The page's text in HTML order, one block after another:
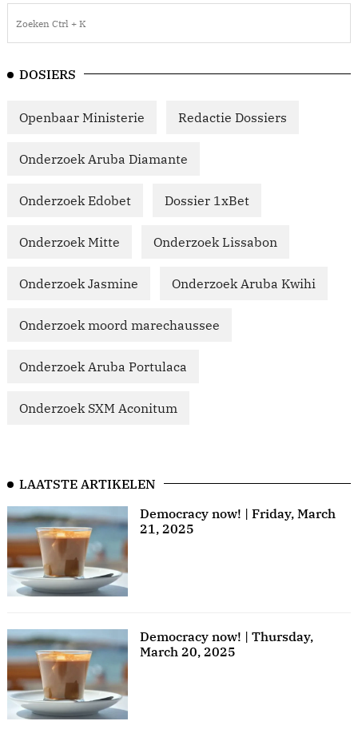
DOSIERS
Openbaar Ministerie Redactie Dossiers
Onderzoek Aruba Diamante
Onderzoek Edobet Dossier 1xBet
Onderzoek Mitte Onderzoek Lissabon
Onderzoek Jasmine Onderzoek Aruba Kwihi
Onderzoek moord marechaussee
Onderzoek Aruba Portulaca
Onderzoek SXM Aconitum
LAATSTE ARTIKELEN
Democracy now! | Friday, March
21, 2025
Democracy now! | Thursday,
March 20, 2025